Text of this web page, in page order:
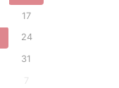
17
24
31
7